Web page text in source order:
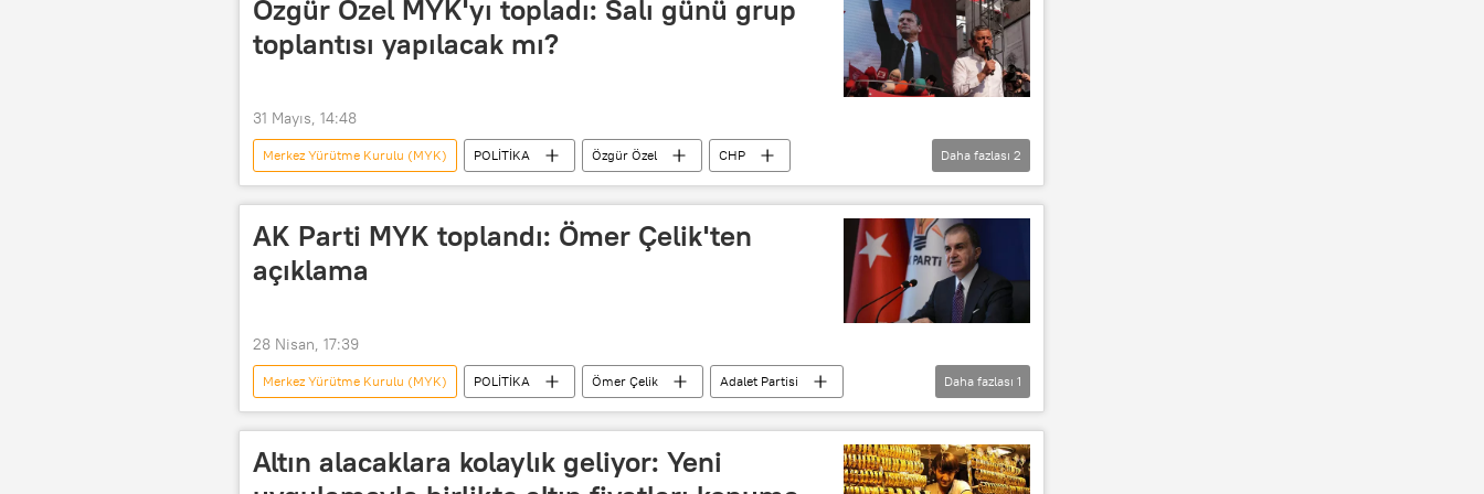
Özgür Özel MYK'yı topladı: Salı günü grup
toplantısı yapılacak mı?
31 Mayıs, 14:48
Merkez Yürütme Kurulu (MYK) POLİTİKA Özgür Özel
CHP
Türkiye Büyük Millet Meclisi (TBMM)
Murat Emir
Daha fazlası 2
AK Parti MYK toplandı: Ömer Çelik'ten
açıklama
28 Nisan, 17:39
Merkez Yürütme Kurulu (MYK) POLİTİKA Ömer Çelik
Adalet Partisi
Recep Tayyip Erdoğan
Daha fazlası 1
Altın alacaklara kolaylık geliyor: Yeni